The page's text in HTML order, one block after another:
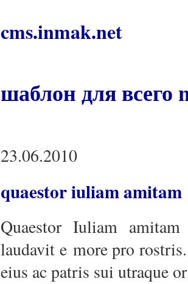
cms.inmak.net
шаблон для всего
23.06.2010
quaestor iuliam amitam
Quaestor Iuliam amitam
laudavit e more pro
eius ac patris sui utraque